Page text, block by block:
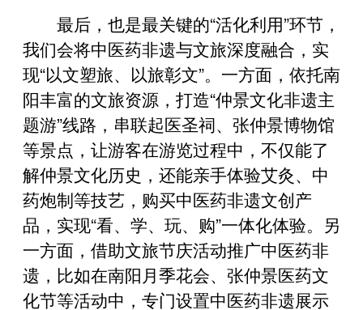
最后，也是最关键的“活化利用”环节，
我们会将中医药非遗与文旅深度融合，实
现“以文塑旅、以旅彰文”。一方面，依托南
阳丰富的文旅资源，打造“仲景文化非遗主
题游”线路，串联起医圣祠、张仲景博物馆
等景点，让游客在游览过程中，不仅能了
解仲景文化历史，还能亲手体验艾灸、中
药炮制等技艺，购买中医药非遗文创产
品，实现“看、学、玩、购”一体化体验。另
一方面，借助文旅节庆活动推广中医药非
遗，比如在南阳月季花会、张仲景医药文
化节等活动中，专门设置中医药非遗展示